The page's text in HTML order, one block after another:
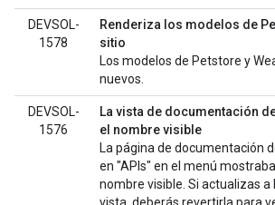
DEVSOL-
1578
Renderiza los modelos de
sitio
Los modelos de Petstore y
nuevos.
DEVSOL-
1576
La vista de documentación
el nombre visible
La página de documentación
en "APIs" en el menú
nombre visible. Si actualizas